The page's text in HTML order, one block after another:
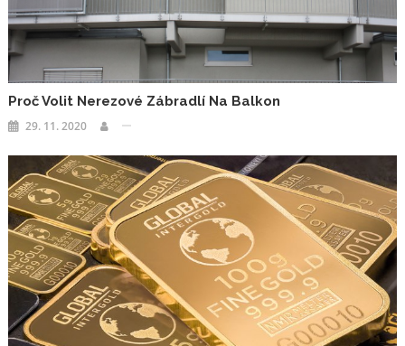
Proč Volit Nerezové Zábradlí Na Balkon
29. 11. 2020